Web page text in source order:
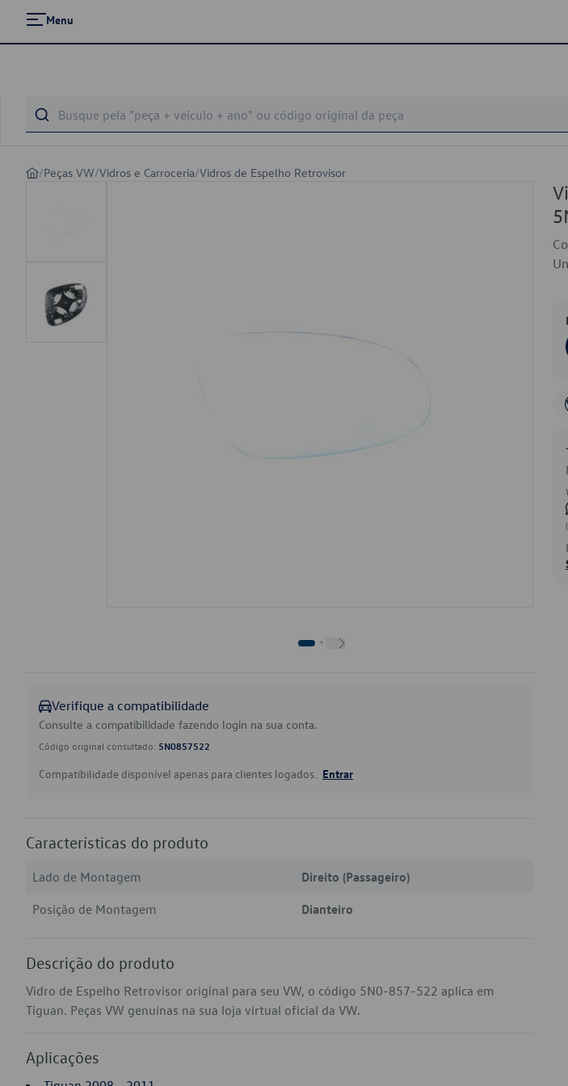
Menu
/Peças VW/Vidros e Carroceria/Vidros de Espelho Retrovisor
Verifique a compatibilidade
Consulte a compatibilidade fazendo login na sua conta.
Código original consultado: 5N0857522
Compatibilidade disponível apenas para clientes logados. Entrar
Características do produto
Lado de Montagem
Direito (Passageiro)
Posição de Montagem
Dianteiro
Descrição do produto
Vidro de Espelho Retrovisor original para seu VW, o código 5N0-857-522 aplica em
Tiguan. Peças VW genuínas na sua loja virtual oficial da VW.
Aplicações